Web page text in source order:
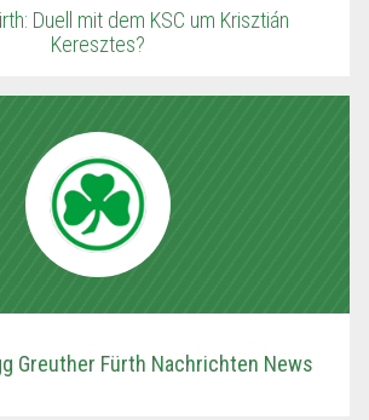
Duell mit dem KSC um Krisztián
Keresztes?
Greuther Fürth Nachrichten News